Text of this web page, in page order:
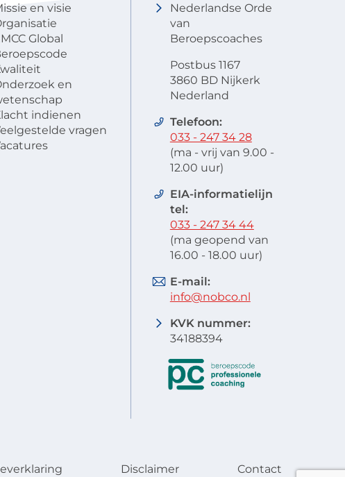
en visie
Global
en
indienen
vragen
Nederlandse Orde
van
Beroepscoaches
Postbus 1167
3860 BD Nijkerk
Nederland
Telefoon:
033 - 247 34 28
(ma - vrij van 9.00 -
12.00 uur)
EIA-informatielijn
tel:
033 - 247 34 44
(ma geopend van
16.00 - 18.00 uur)
E-mail:
info@nobco.nl
KVK nummer:
34188394
Disclaimer Contact